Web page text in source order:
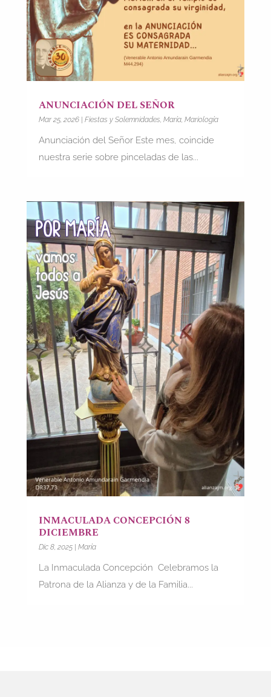
ANUNCIACIÓN DEL SEÑOR
Mar 25, 2026| Fiestas y Solemnidades, María, Mariología
Anunciación del Señor Este mes, coincide
nuestra serie sobre pinceladas de las...
INMACULADA CONCEPCIÓN 8
DICIEMBRE
Dic 8, 2025| María
La Inmaculada Concepción Celebramos la
Patrona de la Alianza y de la Familia...